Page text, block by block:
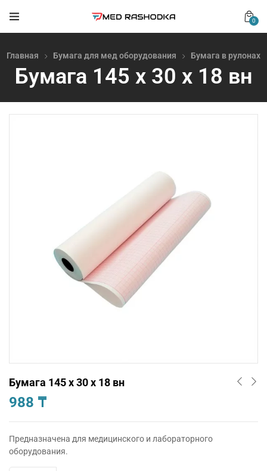
0
Главная Бумага для мед оборудования Бумага в рулонах
Бумага 145 х 30 х 18 вн
Бумага 145 х 30 х 18 вн
988 ₸
Предназначена для медицинского и лабораторного
оборудования.